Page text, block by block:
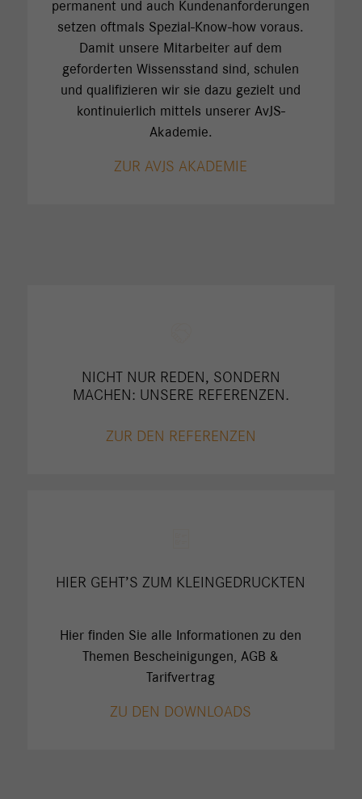
permanent und auch Kundenanforderungen
setzen oftmals Spezial-Know-how voraus.
Damit unsere Mitarbeiter auf dem
geforderten Wissensstand sind, schulen
und qualifizieren wir sie dazu gezielt und
kontinuierlich mittels unserer AvJS-
Akademie.
ZUR AVJS AKADEMIE
NICHT NUR REDEN, SONDERN
MACHEN: UNSERE REFERENZEN.
ZUR DEN REFERENZEN
HIER GEHT’S ZUM KLEINGEDRUCKTEN
Hier finden Sie alle Informationen zu den
Themen Bescheinigungen, AGB &
Tarifvertrag
ZU DEN DOWNLOADS